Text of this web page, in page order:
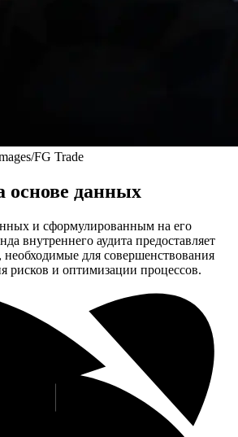
FG Trade
основе данных
и сформулированным на его
внутреннего аудита предоставляет
для совершенствования
рисков и оптимизации процессов.